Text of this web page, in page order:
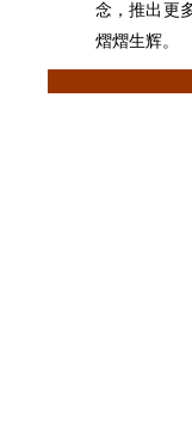
念，推出更
熠熠生辉。